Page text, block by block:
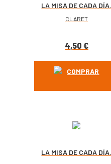
LA MISA DE CADA DÍA.
CLARET
4,50 €
COMPRAR
LA MISA DE CADA DÍA.